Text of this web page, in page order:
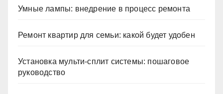
Умные лампы: внедрение в процесс ремонта
Ремонт квартир для семьи: какой будет удобен
Установка мульти-сплит системы: пошаговое
руководство